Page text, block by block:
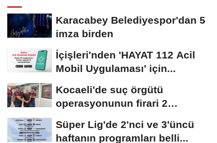
Karacabey Belediyespor'dan 5
imza birden
İçişleri'nden 'HAYAT 112 Acil
Mobil Uygulaması' için...
Kocaeli'de suç örgütü
operasyonunun firari 2
Süper Lig'de 2'nci ve 3'üncü
haftanın programları belli...